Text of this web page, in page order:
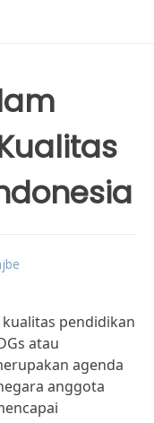
pendidikan
atau
agenda
anggota